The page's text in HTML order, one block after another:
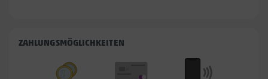
ZAHLUNGSMÖGLICHKEITEN